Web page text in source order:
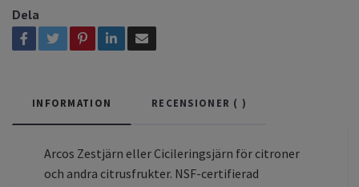
Dela
INFORMATION RECENSIONER ( )
Arcos Zestjärn eller Cicileringsjärn för citroner
och andra citrusfrukter. NSF-certifierad